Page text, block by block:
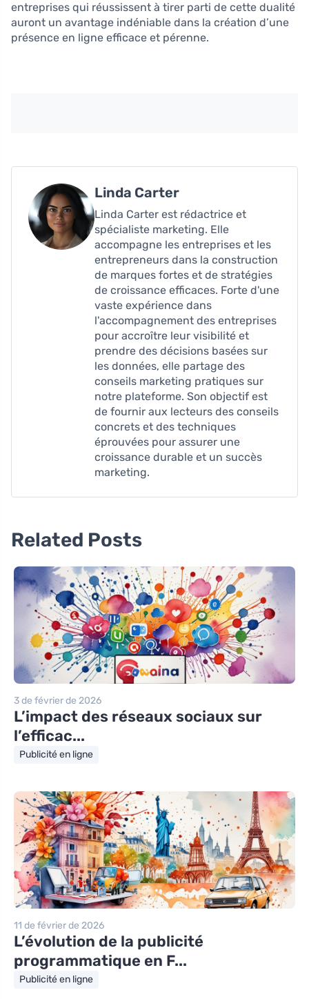
entreprises qui réussissent à tirer parti de cette dualité
auront un avantage indéniable dans la création d’une
présence en ligne efficace et pérenne.
Linda Carter
Linda Carter est rédactrice et
spécialiste marketing. Elle
accompagne les entreprises et les
entrepreneurs dans la construction
de marques fortes et de stratégies
de croissance efficaces. Forte d'une
vaste expérience dans
l'accompagnement des entreprises
pour accroître leur visibilité et
prendre des décisions basées sur
les données, elle partage des
conseils marketing pratiques sur
notre plateforme. Son objectif est
de fournir aux lecteurs des conseils
concrets et des techniques
éprouvées pour assurer une
croissance durable et un succès
marketing.
Related Posts
3 de février de 2026
L’impact des réseaux sociaux sur
l’efficac...
Publicité en ligne
11 de février de 2026
L’évolution de la publicité
programmatique en F...
Publicité en ligne